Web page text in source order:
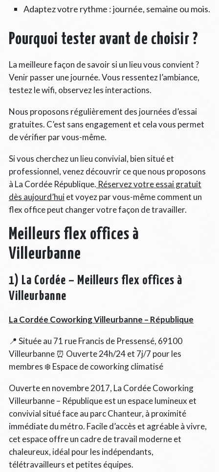
Adaptez votre rythme : journée, semaine ou mois.
Pourquoi tester avant de choisir ?
La meilleure façon de savoir si un lieu vous convient ?
Venir passer une journée. Vous ressentez l’ambiance,
testez le wifi, observez les interactions.
Nous proposons régulièrement des journées d’essai
gratuites. C’est sans engagement et cela vous permet
de vérifier par vous-même.
Si vous cherchez un lieu convivial, bien situé et
professionnel, venez découvrir ce que nous proposons
à La Cordée République. Réservez votre essai gratuit
dès aujourd’huiet voyez par vous-même comment un
flex office peut changer votre façon de travailler.
Meilleurs flex offices à
Villeurbanne
1) La Cordée – Meilleurs flex offices à
Villeurbanne
La Cordée Coworking Villeurbanne – République
📍 Située au 71 rue Francis de Pressensé, 69100
Villeurbanne ⏰ Ouverte 24h/24 et 7j/7 pour les
membres ❄️ Espace de coworking climatisé
Ouverte en novembre 2017, La Cordée Coworking
Villeurbanne – République est un espace lumineux et
convivial situé face au parc Chanteur, à proximité
immédiate du métro. Facile d’accès et agréable à vivre,
cet espace offre un cadre de travail moderne et
chaleureux, idéal pour les indépendants,
télétravailleurs et petites équipes.